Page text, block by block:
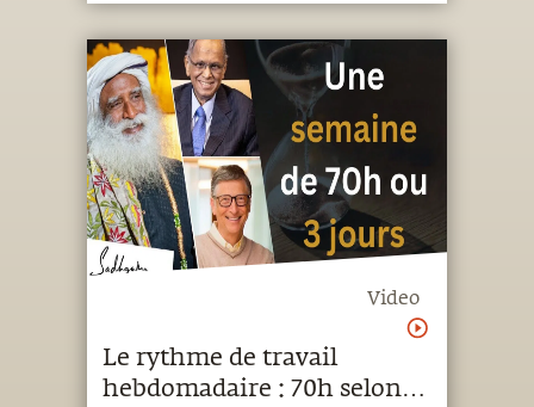
Video
Le rythme de travail
hebdomadaire : 70h selon